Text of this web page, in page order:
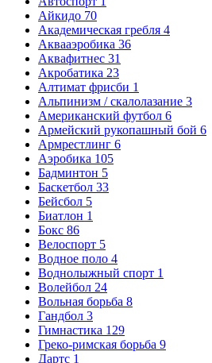
Айкидо 70
Академическая гребля 4
Аквааэробика 36
Аквафитнес 31
Акробатика 23
Алтимат фрисби 1
Альпинизм / скалолазание 3
Американский футбол 6
Армейский рукопашный бой 6
Армрестлинг 6
Аэробика 105
Бадминтон 5
Баскетбол 33
Бейсбол 5
Биатлон 1
Бокс 86
Велоспорт 5
Водное поло 4
Воднолыжный спорт 1
Волейбол 24
Вольная борьба 8
Гандбол 3
Гимнастика 129
Греко-римская борьба 9
Дартс 1